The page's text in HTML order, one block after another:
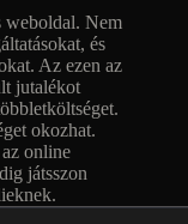
weboldal. Nem
és
Az ezen az
jutalékot
okozhat.
online
játsszon